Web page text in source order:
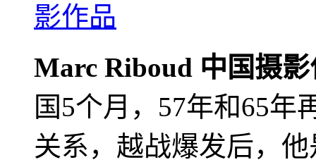
Marc Riboud 中国摄
国5个月，57年和65年
关系，越战爆发后，